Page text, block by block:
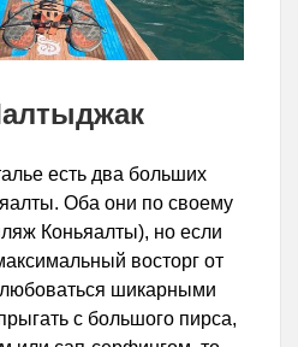
есть два больших
Оба они по своему
Коньяалты), но если
восторг от
шикарными
с большого пирса,